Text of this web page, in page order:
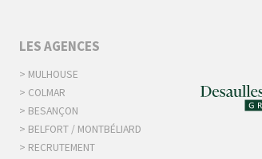
LES AGENCES
> MULHOUSE
> COLMAR
> BESANÇON
> BELFORT / MONTBÉLIARD
> RECRUTEMENT